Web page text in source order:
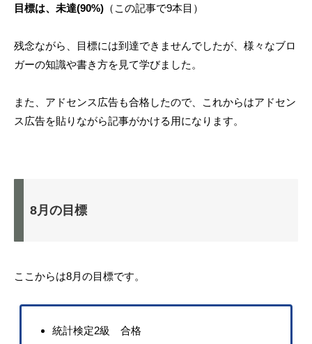
目標は、未達(90%) （この記事で9本目）
残念ながら、目標には到達できませんでしたが、様々なブロ
ガーの知識や書き方を見て学びました。
また、アドセンス広告も合格したので、これからはアドセン
ス広告を貼りながら記事がかける用になります。
8月の目標
ここからは8月の目標です。
統計検定2級 合格